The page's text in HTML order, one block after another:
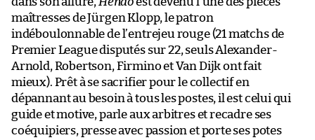
maîtresses de Jürgen Klopp, le patron
indéboulonnable de l’entrejeu rouge (21 matchs de
Premier League disputés sur 22, seuls Alexander-
Arnold, Robertson, Firmino et Van Dijk ont fait
mieux). Prêt à se sacrifier pour le collectif en
dépannant au besoin à tous les postes, il est celui qui
guide et motive, parle aux arbitres et recadre ses
coéquipiers, presse avec passion et porte ses potes